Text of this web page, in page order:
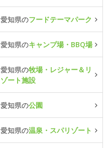
愛知県のフードテーマパーク
愛知県のキャンプ場・BBQ場
愛知県の牧場・レジャー＆リ
ゾート施設
愛知県の公園
愛知県の温泉・スパリゾート